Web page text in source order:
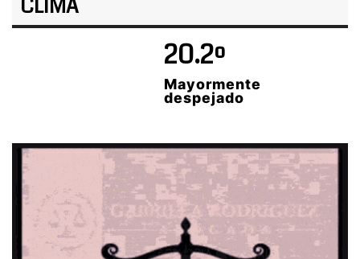
CLIMA
20.2º
Mayormente
despejado